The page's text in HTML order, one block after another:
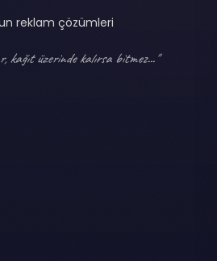
reklam çözümleri
kağıt üzerinde kalırsa bitmez..."